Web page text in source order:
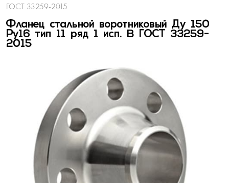
ГОСТ 33259-2015
Фланец стальной воротниковый Ду 150
Ру16 тип 11 ряд 1 исп. B ГОСТ 33259-
2015